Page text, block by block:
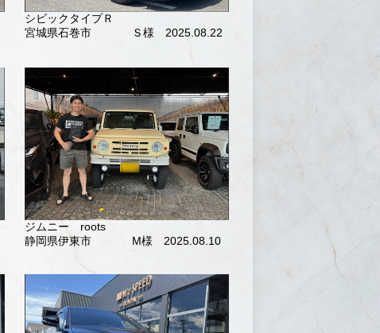
シビックタイプＲ
宮城県石巻市
Ｓ様 2025.08.22
ジムニー roots
静岡県伊東市
M様 2025.08.10